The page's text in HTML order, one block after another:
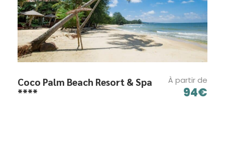
Coco Palm Beach Resort & Spa
****
À partir de
94€